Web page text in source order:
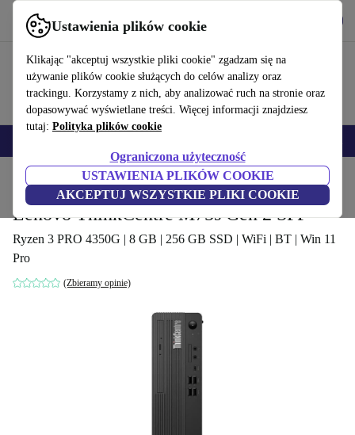
Ustawienia plików cookie
Klikając "akceptuj wszystkie pliki cookie" zgadzam się na
używanie plików cookie służących do celów analizy oraz
trackingu. Korzystamy z nich, aby analizować ruch na stronie oraz
dopasowywać wyświetlane treści. Więcej informacji znajdziesz
tutaj: Polityka plików cookie
Ograniczona użyteczność
USTAWIENIA PLIKÓW COOKIE
AKCEPTUJ WSZYSTKIE PLIKI COOKIE
Korzystaj z refurbed szybko i łatwo
Produkty Komputery stacjonarne (PC) Komputery Lenovo
Lenovo ThinkCentre M75s Gen 2 SFF
Ryzen 3 PRO 4350G | 8 GB | 256 GB SSD | WiFi | BT | Win 11
Pro
(Zbieramy opinie)